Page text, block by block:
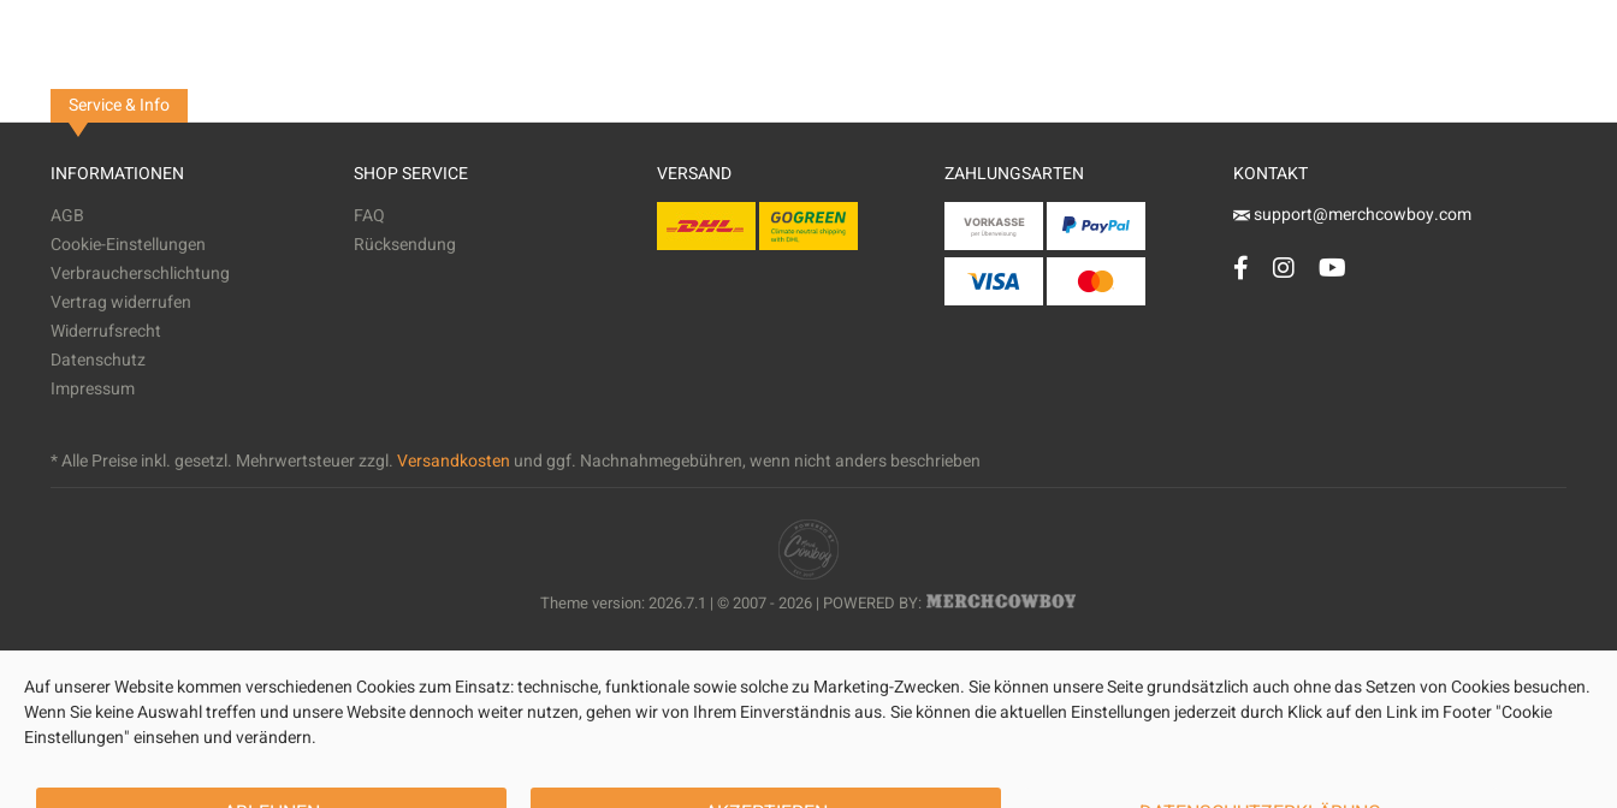
Service & Info
INFORMATIONEN
AGB
Cookie-Einstellungen
Verbraucherschlichtung
Vertrag widerrufen
Widerrufsrecht
Datenschutz
Impressum
SHOP SERVICE
FAQ
Rücksendung
VERSAND ZAHLUNGSARTEN
KONTAKT
support@merchcowboy.com
* Alle Preise inkl. gesetzl. Mehrwertsteuer zzgl.Versandkosten und ggf. Nachnahmegebühren, wenn nicht anders beschrieben
Theme version: 2026.7.1 | © 2007 - 2026 | POWERED BY:
Auf unserer Website kommen verschiedenen Cookies zum Einsatz: technische, funktionale sowie solche zu Marketing-Zwecken. Sie können unsere Seite grundsätzlich auch ohne das Setzen von Cookies besuchen.
Wenn Sie keine Auswahl treffen und unsere Website dennoch weiter nutzen, gehen wir von Ihrem Einverständnis aus. Sie können die aktuellen Einstellungen jederzeit durch Klick auf den Link im Footer "Cookie
Einstellungen" einsehen und verändern.